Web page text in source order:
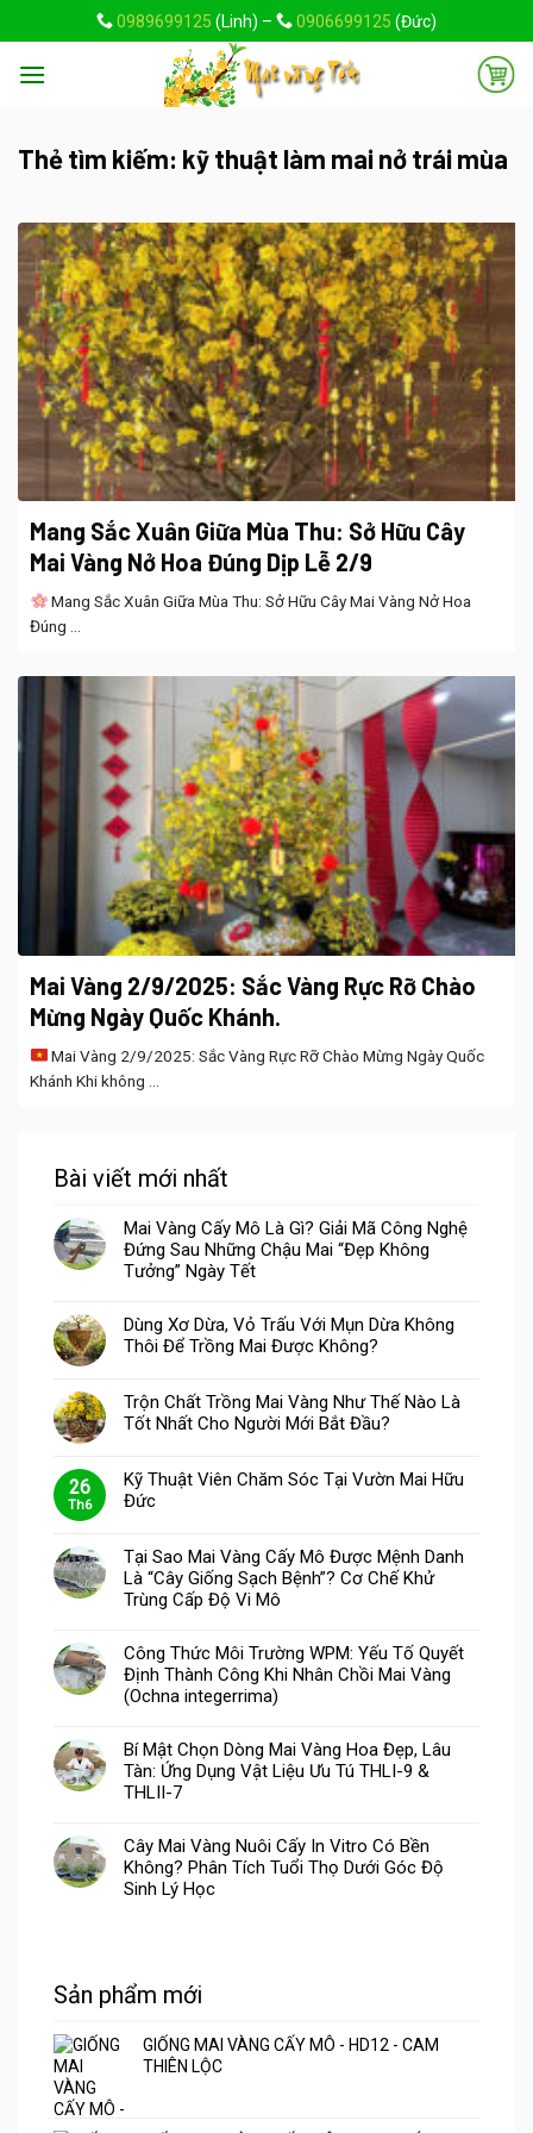
to
content
0989699125 (Linh) – 0906699125 (Đức)
Thẻ tìm kiếm: kỹ thuật làm mai nở trái mùa
Mang Sắc Xuân Giữa Mùa Thu: Sở Hữu Cây
Mai Vàng Nở Hoa Đúng Dịp Lễ 2/9
Mang Sắc Xuân Giữa Mùa Thu: Sở Hữu Cây Mai Vàng Nở Hoa
Đúng ...
Mai Vàng 2/9/2025: Sắc Vàng Rực Rỡ Chào
Mừng Ngày Quốc Khánh.
Mai Vàng 2/9/2025: Sắc Vàng Rực Rỡ Chào Mừng Ngày Quốc
Khánh Khi không ...
Bài viết mới nhất
Mai Vàng Cấy Mô Là Gì? Giải Mã Công Nghệ
Đứng Sau Những Chậu Mai “Đẹp Không
Tưởng” Ngày Tết
Dùng Xơ Dừa, Vỏ Trấu Với Mụn Dừa Không
Thôi Để Trồng Mai Được Không?
Trộn Chất Trồng Mai Vàng Như Thế Nào Là
Tốt Nhất Cho Người Mới Bắt Đầu?
26
Th6
Kỹ Thuật Viên Chăm Sóc Tại Vườn Mai Hữu
Đức
Tại Sao Mai Vàng Cấy Mô Được Mệnh Danh
Là “Cây Giống Sạch Bệnh”? Cơ Chế Khử
Trùng Cấp Độ Vi Mô
Công Thức Môi Trường WPM: Yếu Tố Quyết
Định Thành Công Khi Nhân Chồi Mai Vàng
(Ochna integerrima)
Bí Mật Chọn Dòng Mai Vàng Hoa Đẹp, Lâu
Tàn: Ứng Dụng Vật Liệu Ưu Tú THLI-9 &
THLII-7
Cây Mai Vàng Nuôi Cấy In Vitro Có Bền
Không? Phân Tích Tuổi Thọ Dưới Góc Độ
Sinh Lý Học
Sản phẩm mới
GIỐNG MAI VÀNG CẤY MÔ - HD12 - CAM
THIÊN LỘC